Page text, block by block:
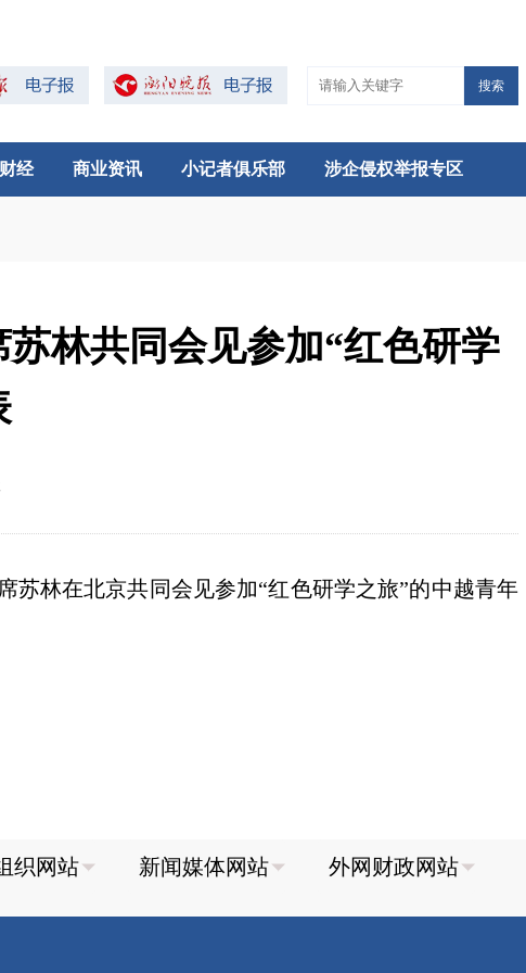
搜索
经 商业资讯 小记者俱乐部 涉企侵权举报专区
林共同会见参加“红色研学
苏林在北京共同会见参加“红色研学之旅”的中越青年